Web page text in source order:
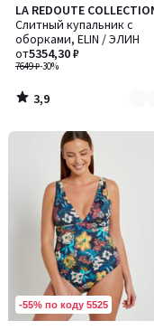
LA REDOUTE
Слитный купальник с
оборками, ELIN / ЭЛИН
7649 ₽-30%
от5354,30 ₽
3,9
/ 5
Количество
цветов:
2
3,9
/
-55% по коду 5525